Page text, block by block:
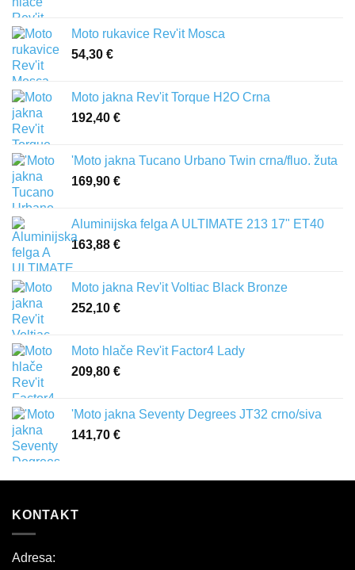
Moto rukavice Rev'it Mosca
54,30 €
Moto jakna Rev'it Torque H2O Crna
192,40 €
'Moto jakna Tucano Urbano Twin crna/fluo. žuta
169,90 €
Aluminijska felga A ULTIMATE 213 17" ET40
163,88 €
Moto jakna Rev'it Voltiac Black Bronze
252,10 €
Moto hlače Rev'it Factor4 Lady
209,80 €
'Moto jakna Seventy Degrees JT32 crno/siva
141,70 €
KONTAKT
Adresa: